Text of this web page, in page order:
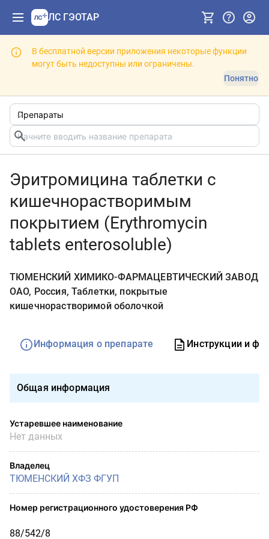
ЛС ГЭОТАР
В бесплатной версии приложения некоторые функции
могут быть недоступны или ограничены.
Понятно
Эритромицина таблетки с
кишечнорастворимым
покрытием (Erythromycin
tablets enterosoluble)
ТЮМЕНСКИЙ ХИМИКО-ФАРМАЦЕВТИЧЕСКИЙ ЗАВОД
ОАО, Россия, Таблетки, покрытые
кишечнорастворимой оболочкой
Информация о препарате Инструкции и
Общая информация
Устаревшее наименование
Нет данных
Владелец
ТЮМЕНСКИЙ ХФЗ ФГУП
Номер регистрационного удостоверения РФ
88/542/8